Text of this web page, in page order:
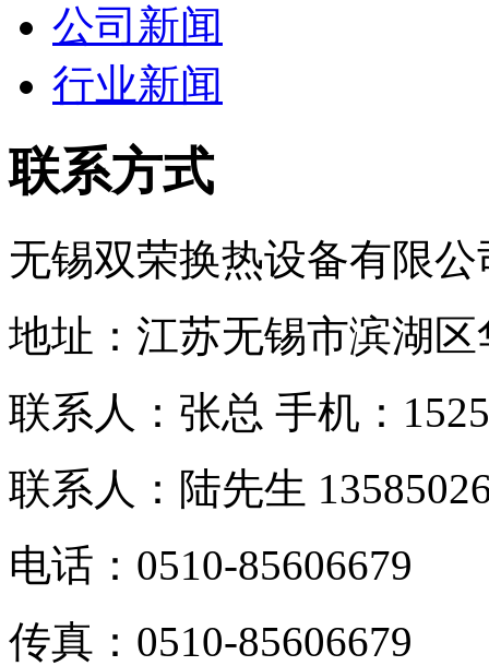
公司新闻
行业新闻
联系方式
无锡双荣换热设备有限
地址：江苏无锡市滨湖区
联系人：张总 手机：
联系人： 陆先生
电话：0510-85606679
传真：0510-85606679